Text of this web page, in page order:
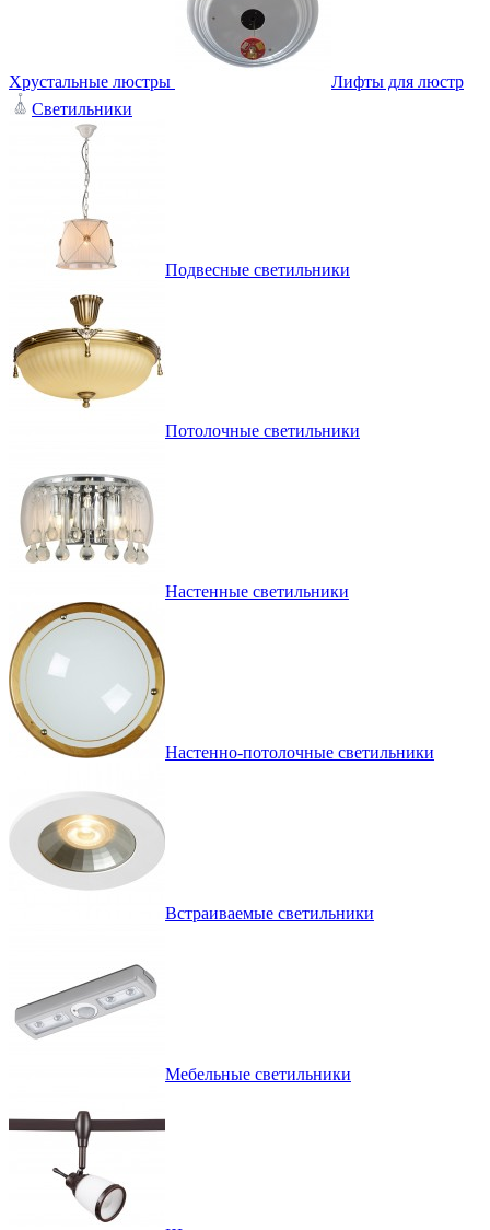
Хрустальные люстры
Лифты для люстр
Светильники
Подвесные светильники
Потолочные светильники
Настенные светильники
Настенно-потолочные светильники
Встраиваемые светильники
Мебельные светильники